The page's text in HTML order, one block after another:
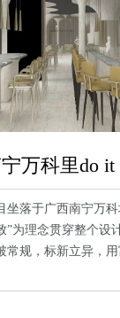
坐落于广西南宁万科
”为理念贯穿整个设
常规，标新立异，